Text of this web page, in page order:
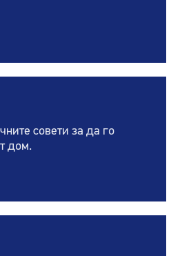
совети за да го
дом.